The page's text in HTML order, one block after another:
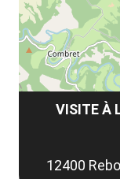
VISITE À
12400